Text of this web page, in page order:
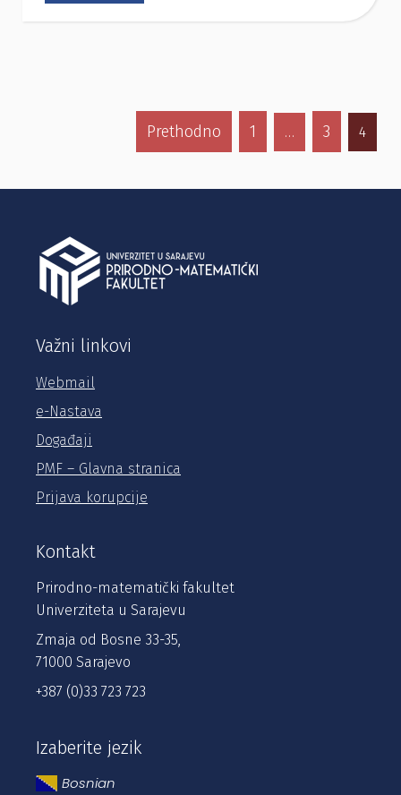
Prethodno 1 … 3 4
Važni linkovi
Webmail
e-Nastava
Događaji
PMF – Glavna stranica
Prijava korupcije
Kontakt
Prirodno-matematički fakultet
Univerziteta u Sarajevu
Zmaja od Bosne 33-35,
71000 Sarajevo
+387 (0)33 723 723
Izaberite jezik
Bosnian